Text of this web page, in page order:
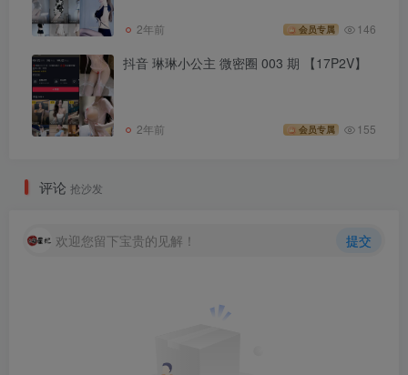
2年前 会员专属 146
抖音 琳琳小公主 微密圈 003 期 【17P2V】
2年前 会员专属 155
评论 抢沙发
欢迎您留下宝贵的见解！ 提交